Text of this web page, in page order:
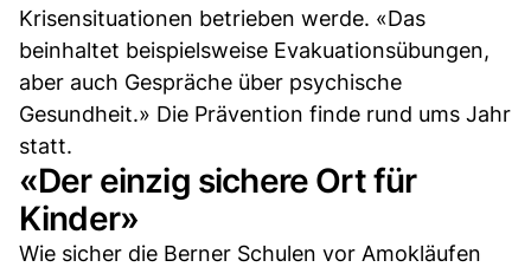
Krisensituationen betrieben werde. «Das
beinhaltet beispielsweise Evakuationsübungen,
aber auch Gespräche über psychische
Gesundheit.» Die Prävention finde rund ums Jahr
statt.
«Der einzig sichere Ort für
Kinder»
Wie sicher die Berner Schulen vor Amokläufen